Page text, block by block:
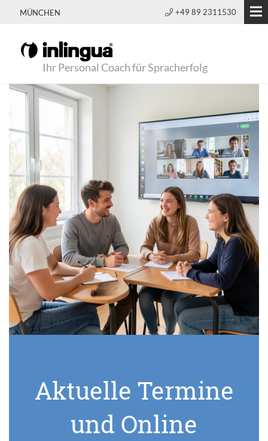
MÜNCHEN +49 89 2311530
Ihr Personal Coach für Spracherfolg
Aktuelle Termine
und Online